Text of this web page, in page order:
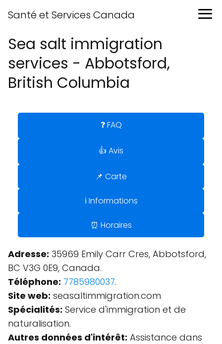
Santé et Services Canada
Sea salt immigration
services - Abbotsford,
British Columbia
❓ FAQ
👍 Avis
📌 Carte
ℹ️ Informations
⏰ Horaires
Adresse: 35969 Emily Carr Cres, Abbotsford,
BC V3G 0E9, Canada.
Téléphone: 7785980037.
Site web: seasaltimmigration.com
Spécialités: Service d'immigration et de
naturalisation.
Autres données d'intérêt: Assistance dans